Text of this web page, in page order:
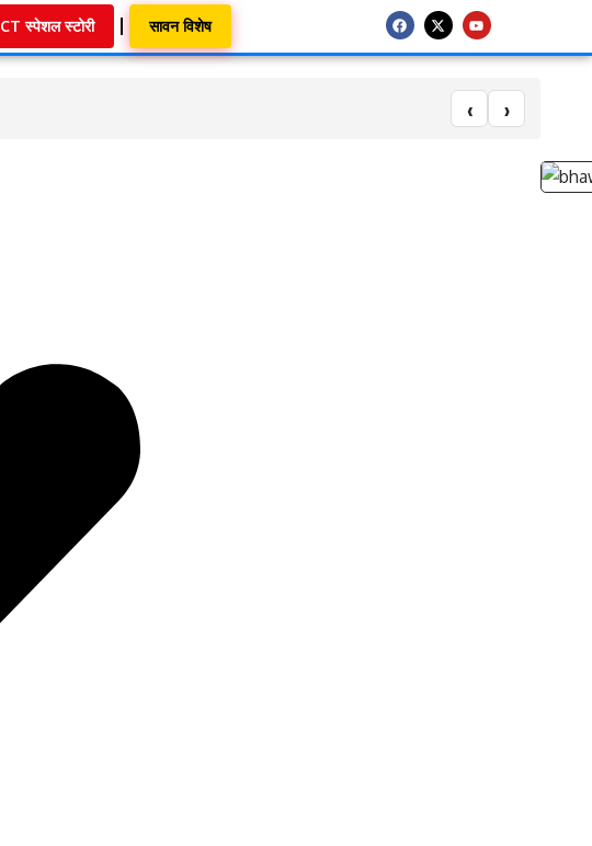
CT स्पेशल स्टोरी सावन विशेष
‹ ›